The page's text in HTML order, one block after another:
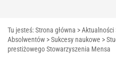
Tu jesteś:Strona główna >Aktualności
Absolwentów >Sukcesy naukowe >
prestiżowego Stowarzyszenia Mensa